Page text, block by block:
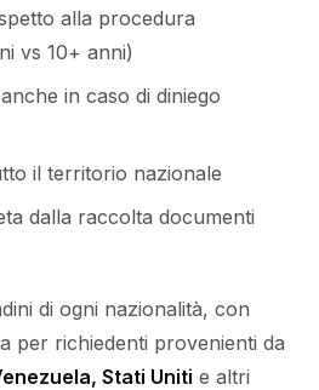
alla procedura
vs 10+ anni)
in caso di diniego
il territorio nazionale
dalla raccolta documenti
di ogni nazionalità, con
per richiedenti provenienti da
Stati Uniti e altri